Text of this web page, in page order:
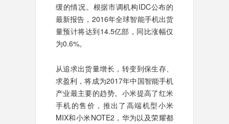
缓的情况。根据市调机构IDC公布的
最新报告，2016年全球智能手机出货
量预计将达到14.5亿部，同比涨幅仅
为0.6%。
从追求出货量增长，转变到保生存、
求盈利，将成为2017年中国智能手机
产业最主要的趋势。小米提高了红米
手机的售价，推出了高端机型小米
MIX和小米NOTE2，华为以及荣耀都